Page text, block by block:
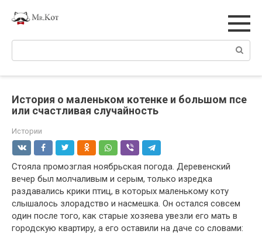
Поиск:
История о маленьком котенке и большом псе
или счастливая случайность
Истории
Стояла промозглая ноябрьская погода. Деревенский
вечер был молчаливым и серым, только изредка
раздавались крики птиц, в которых маленькому коту
слышалось злорадство и насмешка. Он остался совсем
один после того, как старые хозяева увезли его мать в
городскую квартиру, а его оставили на даче со словами: